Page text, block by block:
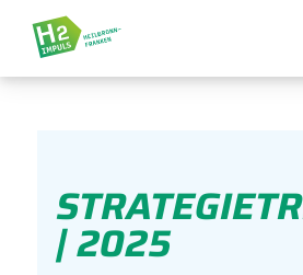
| 2025